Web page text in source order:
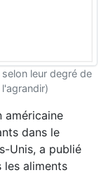
leur degré de
américaine
dans le
Unis, a publié
les aliments